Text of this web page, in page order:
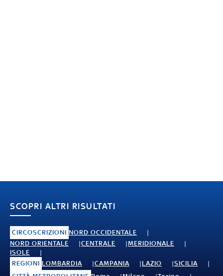
SCOPRI ALTRI RISULTATI
CIRCOSCRIZIONI NORD OCCIDENTALE
NORD ORIENTALE
CENTRALE
MERIDIONALE
ISOLE
REGIONI LOMBARDIA CAMPANIA LAZIO
SICILIA